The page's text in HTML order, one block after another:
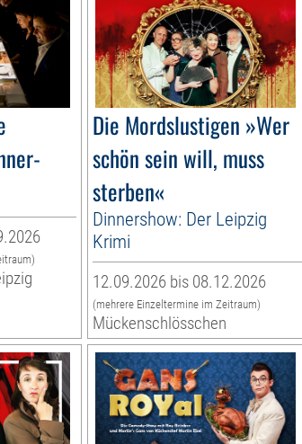
Die Mordslustigen »Wer
schön sein will, muss
sterben«
Dinnershow: Der Leipzig
Krimi
12.09.2026 bis 08.12.2026
(mehrere Einzeltermine im Zeitraum)
Mückenschlösschen